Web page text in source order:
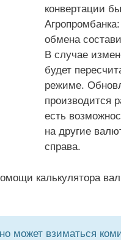
конвертации
обмена
В случае
будет
режиме.
производится
есть
на другие
справа.
калькулятора
может взиматься